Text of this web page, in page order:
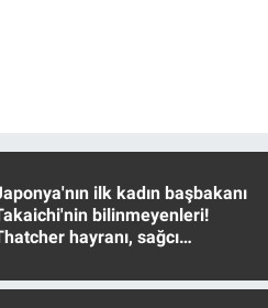
ilk kadın başbakanı
bilinmeyenleri!
hayranı, sağcı